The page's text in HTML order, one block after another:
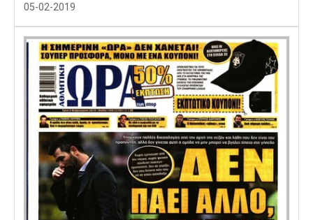
05-02-2019